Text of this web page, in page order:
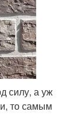
силу, а уж
то самым